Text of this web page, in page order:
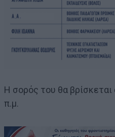
Η σορός του θα
π.μ.